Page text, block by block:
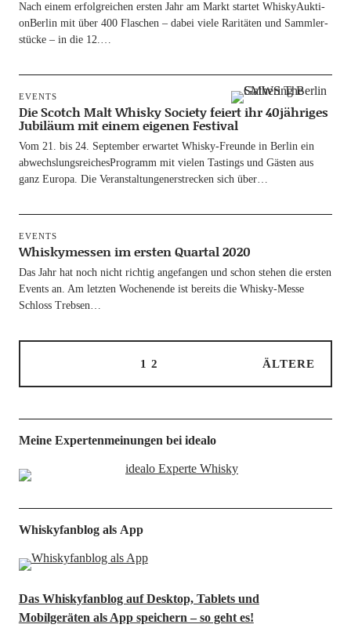
Nach einem erfolg­rei­chen ers­ten Jahr am Markt star­tet Whis­ky­Auk­ti­
onBer­lin mit über 400 Fla­schen – dabei vie­le Rari­tä­ten und Samm­ler­
stü­cke – in die 12.…
EVENTS
Die Scotch Malt Whisky Society feiert ihr 40jähriges
Jubiläum mit einem eigenen Festival
Vom 21. bis 24. Sep­tem­ber erwar­tet Whis­ky-Freun­­de in Ber­lin ein
abwechs­lungs­rei­chesPro­gramm mit vie­len Tastings und Gäs­ten aus
ganz Euro­pa. Die Ver­an­stal­tun­generstre­cken sich über…
EVENTS
Whiskymessen im ersten Quartal 2020
Das Jahr hat noch nicht rich­tig ange­fan­gen und schon ste­hen die ers­ten
Events an. Am letz­ten Wochen­en­de ist bereits die Whis­ky-Mes­­se
Schloss Trebsen…
1 2 ÄLTERE
Meine Expertenmeinungen bei idealo
Whiskyfanblog als App
Das Whiskyfanblog auf Desktop, Tablets und
Mobilgeräten als App speichern – so geht es!